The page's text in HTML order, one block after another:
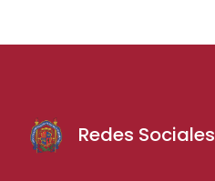
Redes Sociales